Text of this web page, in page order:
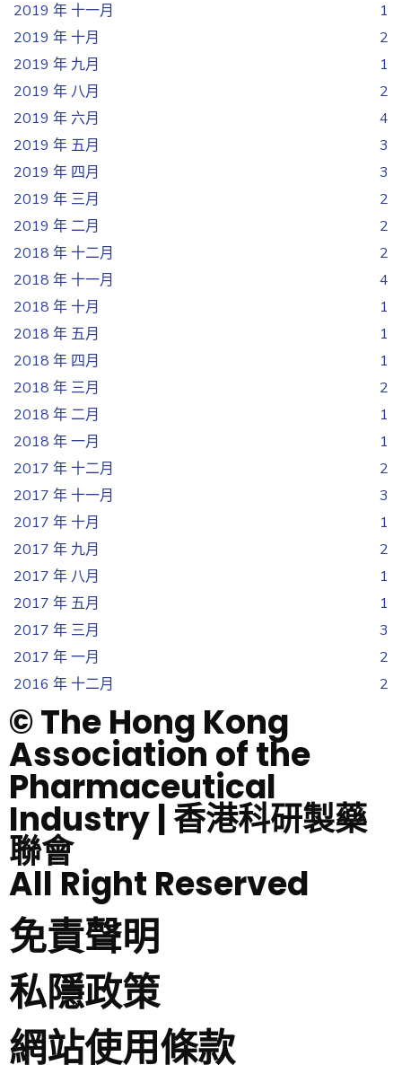
2019 年 十一月
1
2019 年 十月
2
2019 年 九月
1
2019 年 八月
2
2019 年 六月
4
2019 年 五月
3
2019 年 四月
3
2019 年 三月
2
2019 年 二月
2
2018 年 十二月
2
2018 年 十一月
4
2018 年 十月
1
2018 年 五月
1
2018 年 四月
1
2018 年 三月
2
2018 年 二月
1
2018 年 一月
1
2017 年 十二月
2
2017 年 十一月
3
2017 年 十月
1
2017 年 九月
2
2017 年 八月
1
2017 年 五月
1
2017 年 三月
3
2017 年 一月
2
2016 年 十二月
2
© The Hong Kong
Association of the
Pharmaceutical
Industry | 香港科研製藥
聯會
All Right Reserved
免責聲明
私隱政策
網站使用條款